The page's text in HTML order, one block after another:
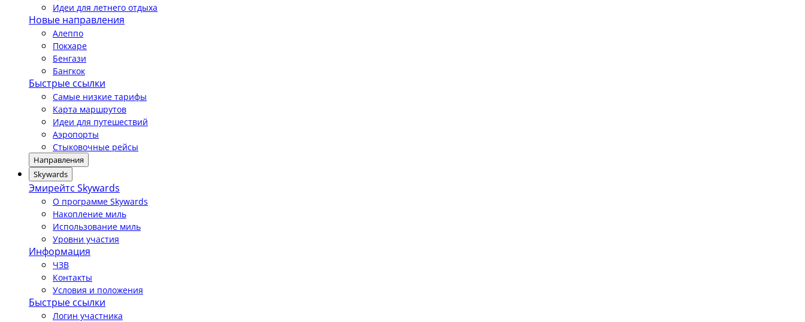
Идеи для летнего отдыха
Новые направления
Алеппо
Покхаре
Бенгази
Бангкок
Быстрые ссылки
Самые низкие тарифы
Карта маршрутов
Идеи для путешествий
Аэропорты
Стыковочные рейсы
Направления
Skywards
Эмирейтс Skywards
О программе Skywards
Накопление миль
Использование миль
Уровни участия
Информация
ЧЗВ
Контакты
Условия и положения
Быстрые ссылки
Логин участника